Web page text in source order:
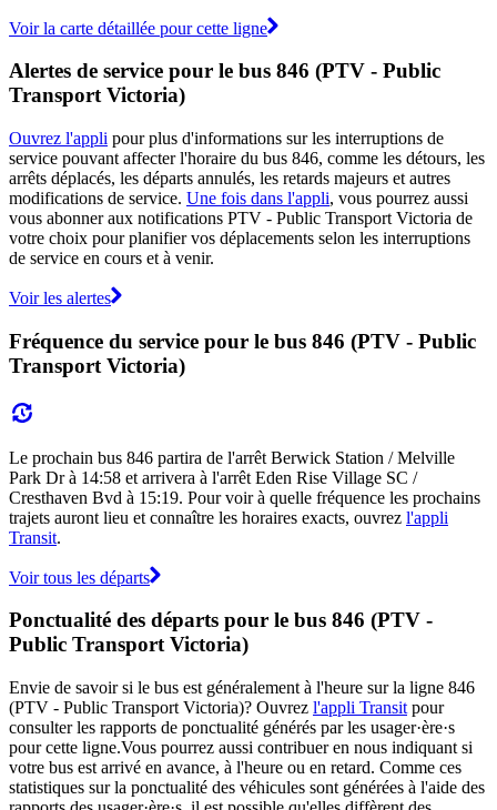
Voir la carte détaillée pour cette ligne
Alertes de service pour le bus 846 (PTV - Public
Transport Victoria)
Ouvrez l'appli pour plus d'informations sur les interruptions de
service pouvant affecter l'horaire du bus 846, comme les détours, les
arrêts déplacés, les départs annulés, les retards majeurs et autres
modifications de service. Une fois dans l'appli, vous pourrez aussi
vous abonner aux notifications PTV - Public Transport Victoria de
votre choix pour planifier vos déplacements selon les interruptions
de service en cours et à venir.
Voir les alertes
Fréquence du service pour le bus 846 (PTV - Public
Transport Victoria)
Le prochain bus 846 partira de l'arrêt Berwick Station / Melville
Park Dr à 14:58 et arrivera à l'arrêt Eden Rise Village SC /
Cresthaven Bvd à 15:19. Pour voir à quelle fréquence les prochains
trajets auront lieu et connaître les horaires exacts, ouvrez l'appli
Transit.
Voir tous les départs
Ponctualité des départs pour le bus 846 (PTV -
Public Transport Victoria)
Envie de savoir si le bus est généralement à l'heure sur la ligne 846
(PTV - Public Transport Victoria)? Ouvrez l'appli Transit pour
consulter les rapports de ponctualité générés par les usager·ère·s
pour cette ligne.Vous pourrez aussi contribuer en nous indiquant si
votre bus est arrivé en avance, à l'heure ou en retard. Comme ces
statistiques sur la ponctualité des véhicules sont générées à l'aide des